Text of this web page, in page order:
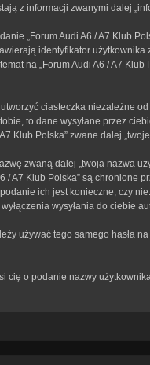
z informacji zwanymi dalej
„Forum Audi A6 / A7 Klub
identyfikator
na „Forum Audi A6 / A7
ciasteczka
to dane wysyłane przez
Klub Polska” zwane dalej
zwaną dalej „twoja nazwa
/ A7 Klub Polska” są
ich jest konieczne, czy
wysyłania do ciebie
używać tego samego hasła
cię o podanie nazwy